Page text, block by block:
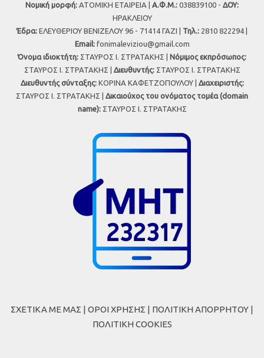
Νομική μορφή: ΑΤΟΜΙΚΗ ΕΤΑΙΡΕΙΑ | Α.Φ.Μ.: 038839100 - ΔΟΥ:
ΗΡΑΚΛΕΙΟΥ
Έδρα: ΕΛΕΥΘΕΡΙΟΥ ΒΕΝΙΖΕΛΟΥ 96 - 71414 ΓΑΖΙ | Τηλ.: 2810 822294 |
Εmail: fonimaleviziou@gmail.com
Όνομα ιδιοκτήτη: ΣΤΑΥΡΟΣ Ι. ΣΤΡΑΤΑΚΗΣ | Νόμιμος εκπρόσωπος:
ΣΤΑΥΡΟΣ Ι. ΣΤΡΑΤΑΚΗΣ | Διευθυντής:ΣΤΑΥΡΟΣ Ι. ΣΤΡΑΤΑΚΗΣ
Διευθυντής σύνταξης:ΚΟΡΙΝΑ ΚΑΦΕΤΖΟΠΟΥΛΟΥ | Διαχειριστής:
ΣΤΑΥΡΟΣ Ι. ΣΤΡΑΤΑΚΗΣ | Δικαιούχος του ονόματος τομέα (domain
name):ΣΤΑΥΡΟΣ Ι. ΣΤΡΑΤΑΚΗΣ
ΣΧΕΤΙΚΑ ΜΕ ΜΑΣ | ΟΡΟΙ ΧΡΗΣΗΣ | ΠΟΛΙΤΙΚΗ ΑΠΟΡΡΗΤΟΥ |
ΠΟΛΙΤΙΚΗ COOKIES